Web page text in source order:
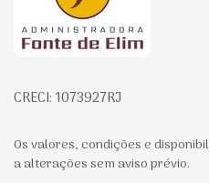
CRECI: 1073927RJ
Os valores, condições e
a alterações sem aviso prévio.